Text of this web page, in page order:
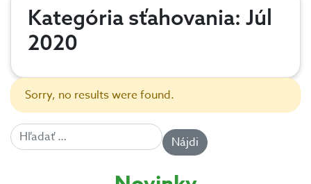
Kategória sťahovania: Júl
2020
Sorry, no results were found.
Hľadať: